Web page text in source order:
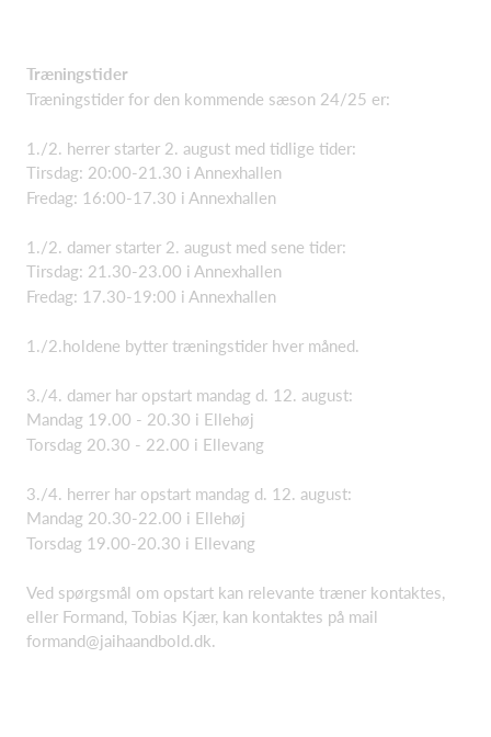
Træningstider
Træningstider for den kommende sæson 24/25 er:
1./2. herrer starter 2. august med tidlige tider:
Tirsdag: 20:00-21.30 i Annexhallen
Fredag: 16:00-17.30 i Annexhallen
1./2. damer starter 2. august med sene tider:
Tirsdag: 21.30-23.00 i Annexhallen
Fredag: 17.30-19:00 i Annexhallen
1./2.holdene bytter træningstider hver måned.
3./4. damer har opstart mandag d. 12. august:
Mandag 19.00 - 20.30 i Ellehøj
Torsdag 20.30 - 22.00 i Ellevang
3./4. herrer har opstart mandag d. 12. august:
Mandag 20.30-22.00 i Ellehøj
Torsdag 19.00-20.30 i Ellevang
Ved spørgsmål om opstart kan relevante træner kontaktes,
eller Formand, Tobias Kjær, kan kontaktes på mail
formand@jaihaandbold.dk.